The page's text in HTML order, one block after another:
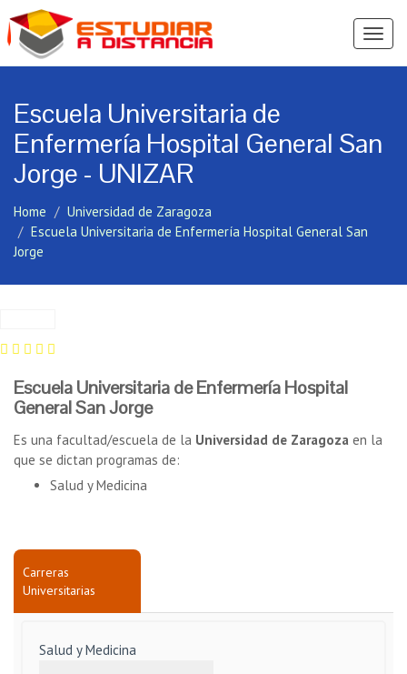
Ver
Escuela Universitaria de
Enfermería Hospital General San
Jorge - UNIZAR
Home
Universidad de Zaragoza
Escuela Universitaria de Enfermería Hospital General San
Jorge
Escuela Universitaria de Enfermería Hospital
General San Jorge
Es una facultad/escuela de la Universidad de Zaragoza en la
que se dictan programas de:
Salud y Medicina
Carreras
Universitarias
Salud y Medicina